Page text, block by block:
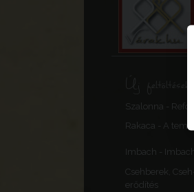
Új
Szalonna -
Rakaca - A
Imbach -
Csehberek,
erődítés